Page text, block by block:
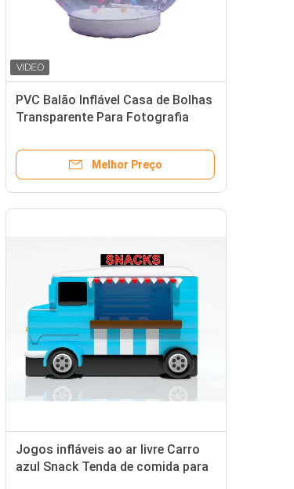
PVC Balão Inflável Casa de Bolhas
Transparente Para Fotografia
Melhor Preço
Jogos infláveis ao ar livre Carro
azul Snack Tenda de comida para